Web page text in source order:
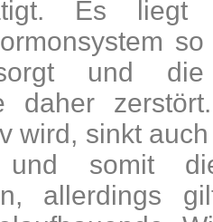
Es liegt
und die
daher
wird, sinkt
somit die
allerdings